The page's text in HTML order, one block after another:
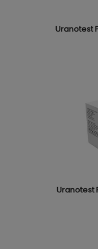
Uranotest
Uranotest